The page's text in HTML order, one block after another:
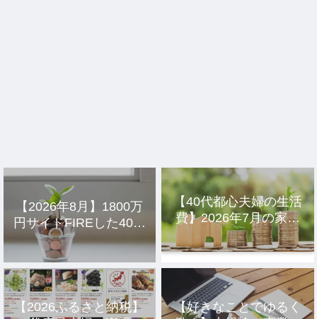
【2026年8月】1800万
円サイドFIREした40代
主婦の投資結果公開
【40代都心夫婦の生活
費】2026年7月の家計
簿公開
【2026ふるさと納税】
【好きなことでゆるく